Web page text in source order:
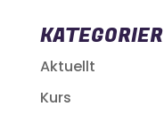
KATEGORIER
Aktuellt
Kurs